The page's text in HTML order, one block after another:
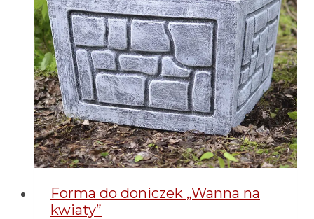
Forma do doniczek „Wanna na
kwiaty”